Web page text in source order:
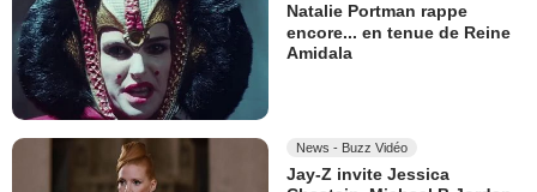
Natalie Portman rappe
encore... en tenue de Reine
Amidala
News - Buzz Vidéo
Jay-Z invite Jessica